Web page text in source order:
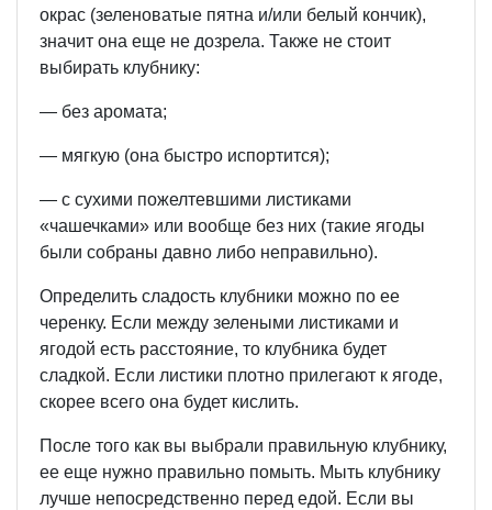
окрас (зеленоватые пятна и/или белый кончик),
значит она еще не дозрела. Также не стоит
выбирать клубнику:
— без аромата;
— мягкую (она быстро испортится);
— с сухими пожелтевшими листиками
«чашечками» или вообще без них (такие ягоды
были собраны давно либо неправильно).
Определить сладость клубники можно по ее
черенку. Если между зелеными листиками и
ягодой есть расстояние, то клубника будет
сладкой. Если листики плотно прилегают к ягоде,
скорее всего она будет кислить.
После того как вы выбрали правильную клубнику,
ее еще нужно правильно помыть. Мыть клубнику
лучше непосредственно перед едой. Если вы